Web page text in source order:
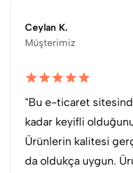
Ceylan K.
Müşterimiz
"Bu e-ticaret
kadar keyifli
Ürünlerin kalitesi
da oldukça uygun.